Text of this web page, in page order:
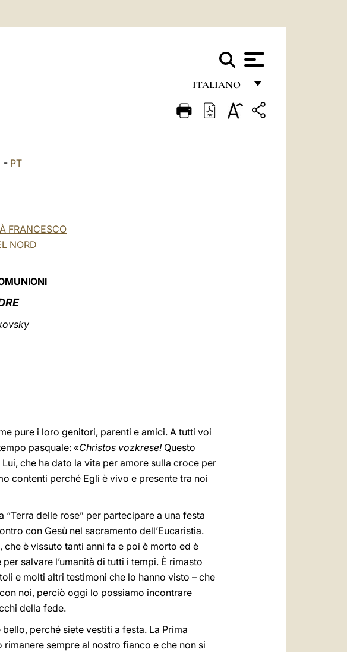
ITALIANO
FRANÇAIS
- PT
FRANCESCO
NORD
pure i loro genitori, parenti e amici. A tutti voi
pasquale: «Christos vozkrese! Questo
che ha dato la vita per amore sulla croce per
contenti perché Egli è vivo e presente tra noi
delle rose” per partecipare a una festa
con Gesù nel sacramento dell’Eucaristia.
è vissuto tanti anni fa e poi è morto ed è
salvare l’umanità di tutti i tempi. È rimasto
e molti altri testimoni che lo hanno visto – che
noi, perciò oggi lo possiamo incontrare
della fede.
perché siete vestiti a festa. La Prima
sempre al nostro fianco e che non si